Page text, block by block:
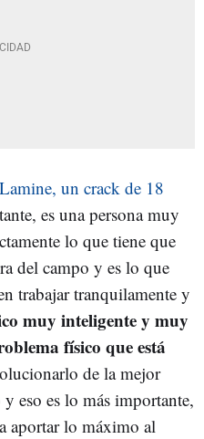
Lamine, un crack de 18
es una persona muy
lo que tiene que
del campo y es lo que
trabajar tranquilamente y
muy inteligente y muy
físico que está
de la mejor
eso es lo más importante,
aportar lo máximo al